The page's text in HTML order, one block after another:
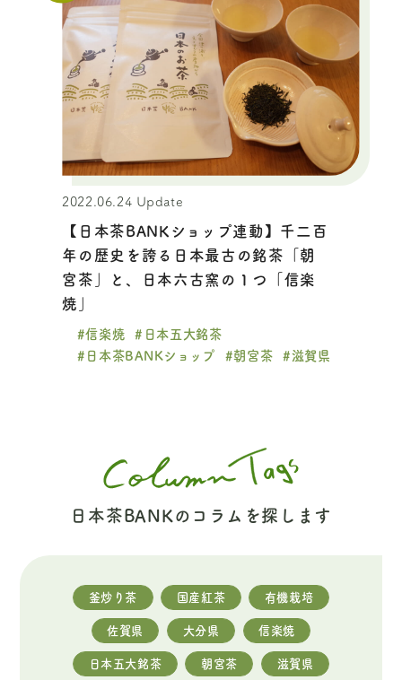
2022.06.24 Update
【日本茶BANKショップ連動】千二百
年の歴史を誇る日本最古の銘茶「朝
宮茶」と、日本六古窯の１つ「信楽
焼」
#信楽焼
#日本五大銘茶
#日本茶BANKショップ
#朝宮茶 #滋賀県
日本茶BANKのコラムを探します
釜炒り茶 国産紅茶 有機栽培
佐賀県 大分県 信楽焼
日本五大銘茶 朝宮茶 滋賀県